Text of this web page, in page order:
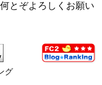
とぞよろしくお願い
グ